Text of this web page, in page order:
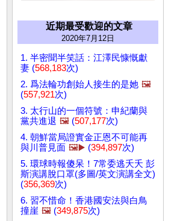
近期最受歡迎的文章
2020年7月12日
1. 半密聞半笑話：江澤民慷慨獻
妻 (568,183次)
2. 爲法輪功創始人接生的是她 🖼️
(557,921次)
3. 太行山的一個符號：申紀蘭與
黨共進退 🖼️ (507,177次)
4. 朝鮮當局證實金正恩不可能再
與川普見面 🖼️▶️ (394,897次)
5. 環球時報傻呆！7常委逃夭夭 彭
斯演講脫口罩(多圖/英文演講全文)
(356,369次)
6. 習不惜命！香港國安法與白鳥
撞崖 🖼️ (349,875次)